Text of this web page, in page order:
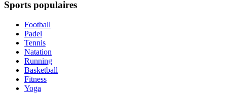
Sports populaires
Football
Padel
Tennis
Natation
Running
Basketball
Fitness
Yoga